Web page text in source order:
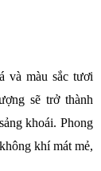
và màu sắc tươi
sẽ trở thành
khoái. Phong
khí mát mẻ,